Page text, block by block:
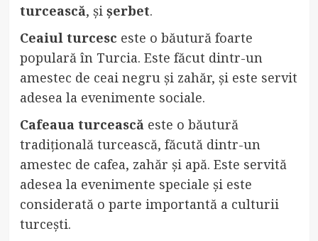
turcească, și șerbet.
Ceaiul turcesc este o băutură foarte
populară în Turcia. Este făcut dintr-un
amestec de ceai negru și zahăr, și este servit
adesea la evenimente sociale.
Cafeaua turceascăeste o băutură
tradițională turcească, făcută dintr-un
amestec de cafea, zahăr și apă. Este servită
adesea la evenimente speciale și este
considerată o parte importantă a culturii
turcești.